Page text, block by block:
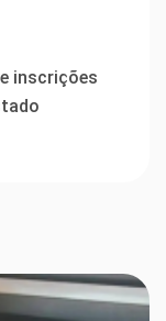
inscrições